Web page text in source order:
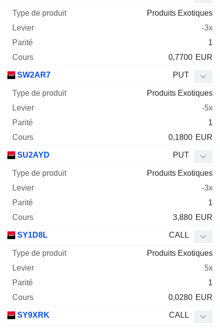
Produits Exotiques
-3x
1
0,7700 EUR
SW2AR7 PUT
Produits Exotiques
-5x
1
0,1800 EUR
SU2AYD PUT
Produits Exotiques
-3x
1
3,880 EUR
SY1D8L CALL
Produits Exotiques
5x
1
0,0280 EUR
SY9XRK CALL